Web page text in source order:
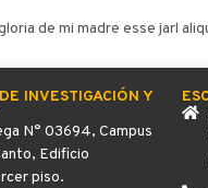
de mi madre esse jarl
INVESTIGACIÓN Y
N° 03694, Campus
Edificio
piso.